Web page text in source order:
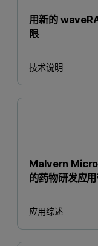
用新的
限
技术说明
Malvern
的药物研发应
应用综述